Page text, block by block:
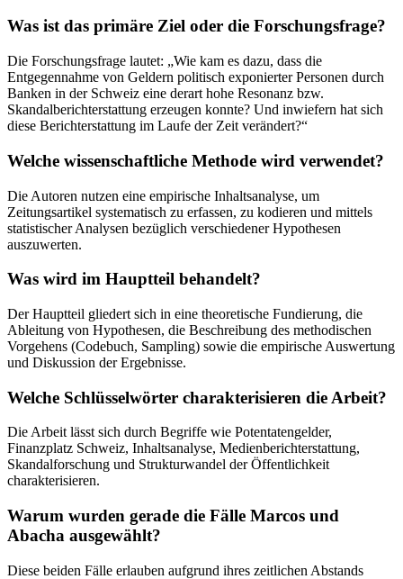
Was ist das primäre Ziel oder die Forschungsfrage?
Die Forschungsfrage lautet: „Wie kam es dazu, dass die
Entgegennahme von Geldern politisch exponierter Personen durch
Banken in der Schweiz eine derart hohe Resonanz bzw.
Skandalberichterstattung erzeugen konnte? Und inwiefern hat sich
diese Berichterstattung im Laufe der Zeit verändert?“
Welche wissenschaftliche Methode wird verwendet?
Die Autoren nutzen eine empirische Inhaltsanalyse, um
Zeitungsartikel systematisch zu erfassen, zu kodieren und mittels
statistischer Analysen bezüglich verschiedener Hypothesen
auszuwerten.
Was wird im Hauptteil behandelt?
Der Hauptteil gliedert sich in eine theoretische Fundierung, die
Ableitung von Hypothesen, die Beschreibung des methodischen
Vorgehens (Codebuch, Sampling) sowie die empirische Auswertung
und Diskussion der Ergebnisse.
Welche Schlüsselwörter charakterisieren die Arbeit?
Die Arbeit lässt sich durch Begriffe wie Potentatengelder,
Finanzplatz Schweiz, Inhaltsanalyse, Medienberichterstattung,
Skandalforschung und Strukturwandel der Öffentlichkeit
charakterisieren.
Warum wurden gerade die Fälle Marcos und
Abacha ausgewählt?
Diese beiden Fälle erlauben aufgrund ihres zeitlichen Abstands